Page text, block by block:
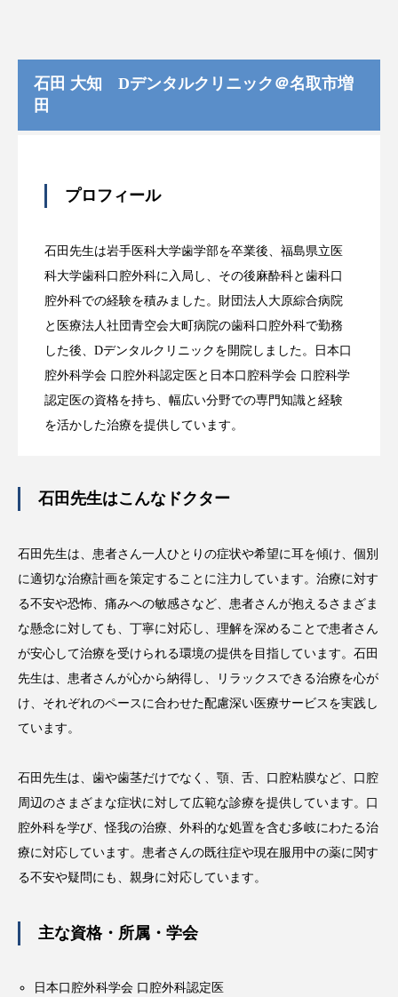
石田 大知 Dデンタルクリニック＠名取市増
田
プロフィール
石田先生は岩手医科大学歯学部を卒業後、福島県立医
科大学歯科口腔外科に入局し、その後麻酔科と歯科口
腔外科での経験を積みました。財団法人大原綜合病院
と医療法人社団青空会大町病院の歯科口腔外科で勤務
した後、Dデンタルクリニックを開院しました。日本口
腔外科学会 口腔外科認定医と日本口腔科学会 口腔科学
認定医の資格を持ち、幅広い分野での専門知識と経験
を活かした治療を提供しています。
石田先生はこんなドクター
石田先生は、患者さん一人ひとりの症状や希望に耳を傾け、個別
に適切な治療計画を策定することに注力しています。治療に対す
る不安や恐怖、痛みへの敏感さなど、患者さんが抱えるさまざま
な懸念に対しても、丁寧に対応し、理解を深めることで患者さん
が安心して治療を受けられる環境の提供を目指しています。石田
先生は、患者さんが心から納得し、リラックスできる治療を心が
け、それぞれのペースに合わせた配慮深い医療サービスを実践し
ています。
石田先生は、歯や歯茎だけでなく、顎、舌、口腔粘膜など、口腔
周辺のさまざまな症状に対して広範な診療を提供しています。口
腔外科を学び、怪我の治療、外科的な処置を含む多岐にわたる治
療に対応しています。患者さんの既往症や現在服用中の薬に関す
る不安や疑問にも、親身に対応しています。
主な資格・所属・学会
日本口腔外科学会 口腔外科認定医